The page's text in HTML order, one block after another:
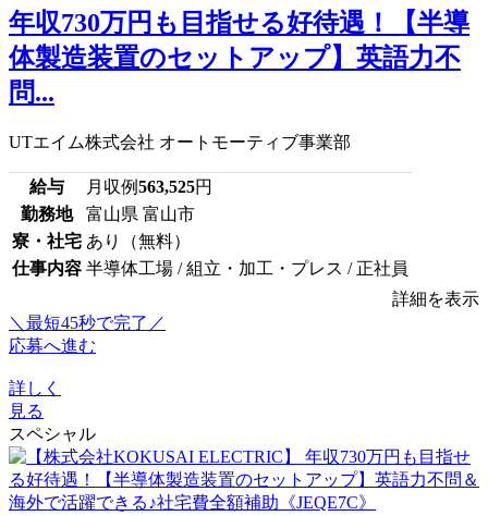
年収730万円も目指せる好待遇！【半導
体製造装置のセットアップ】英語力不
問...
UTエイム株式会社 オートモーティブ事業部
給与 月収例563,525円
勤務地
富山県 富山市
寮・社宅 あり（無料）
仕事内容 半導体工場 / 組立・加工・プレス / 正社員
詳細を表示
＼最短45秒で完了／
応募へ進む
詳しく
見る
スペシャル